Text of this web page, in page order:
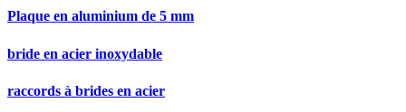
Plaque en aluminium de 5 mm
bride en acier inoxydable
raccords à brides en acier